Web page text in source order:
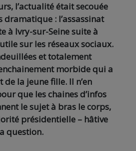
l’actualité était secouée
: l’assassinat
à Ivry-sur-Seine suite à
sur les réseaux sociaux.
et totalement
morbide qui a
la jeune fille. Il n’en
que les chaines d’infos
le sujet à bras le corps,
présidentielle – hâtive
question.